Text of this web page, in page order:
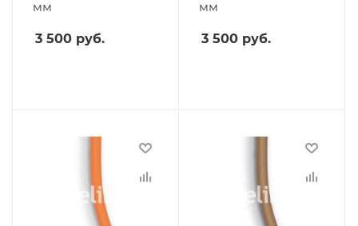
мм
3 500 руб.
мм
3 500 руб.